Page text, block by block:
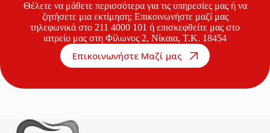
Θέλετε να μάθετε περισσότερα για τις υπηρεσίες μας ή να
ζητήσετε μια εκτίμηση; Επικοινωνήστε μαζί μας
τηλεφωνικά στο 211 4000 101 ή επισκεφθείτε μας στο
ιατρείο μας στη Φίλωνος 2, Νίκαια, Τ.Κ. 18454
Επικοινωνήστε Μαζί μας